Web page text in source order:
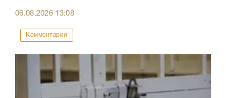
06.08.2026 13:08
Комментарии